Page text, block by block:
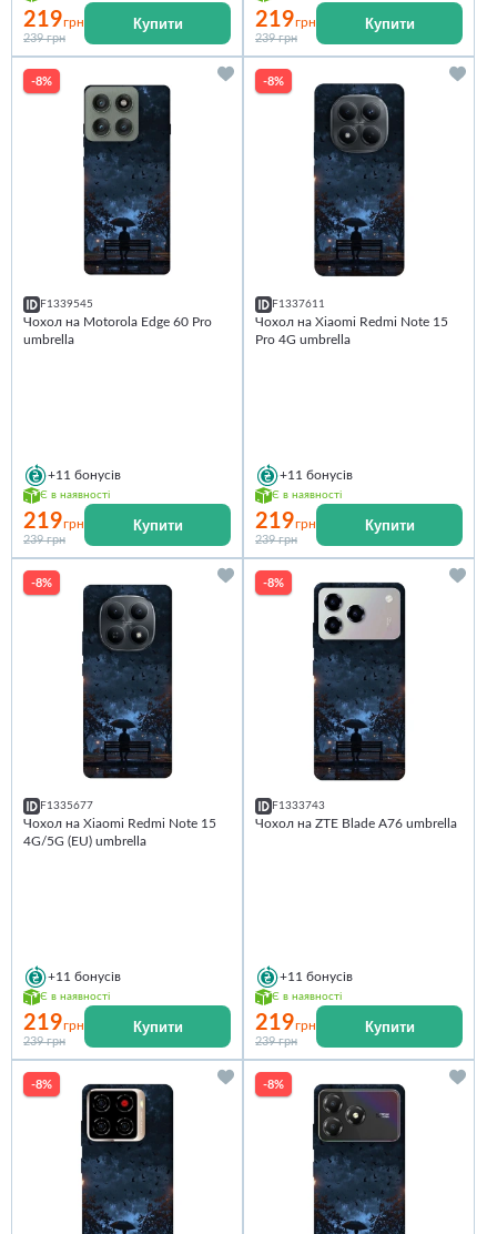
219грн
239 грн
Купити 219грн
239 грн
Купити
-8%
F1339545
Чохол на Motorola Edge 60 Pro
umbrella
+11 бонусів
Є в наявності
219грн
239 грн
Купити
-8%
F1337611
Чохол на Xiaomi Redmi Note 15
Pro 4G umbrella
+11 бонусів
Є в наявності
219грн
239 грн
Купити
-8%
F1335677
Чохол на Xiaomi Redmi Note 15
4G/5G (EU) umbrella
+11 бонусів
Є в наявності
219грн
239 грн
Купити
-8%
F1333743
Чохол на ZTE Blade A76 umbrella
+11 бонусів
Є в наявності
219грн
239 грн
Купити
-8% -8%